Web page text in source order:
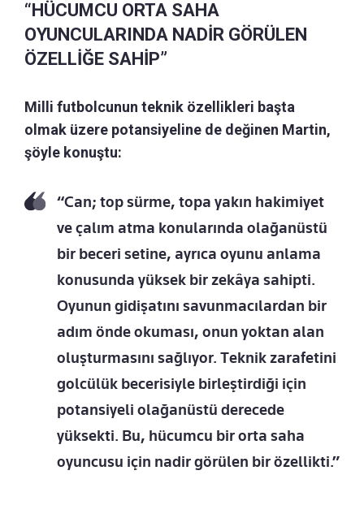
“HÜCUMCU ORTA SAHA
OYUNCULARINDA NADİR GÖRÜLEN
ÖZELLİĞE SAHİP”
Milli futbolcunun teknik özellikleri başta
olmak üzere potansiyeline de değinen Martin,
şöyle konuştu:
“Can; top sürme, topa yakın hakimiyet
ve çalım atma konularında olağanüstü
bir beceri setine, ayrıca oyunu anlama
konusunda yüksek bir zekâya sahipti.
Oyunun gidişatını savunmacılardan bir
adım önde okuması, onun yoktan alan
oluşturmasını sağlıyor. Teknik zarafetini
golcülük becerisiyle birleştirdiği için
potansiyeli olağanüstü derecede
yüksekti. Bu, hücumcu bir orta saha
oyuncusu için nadir görülen bir özellikti.”